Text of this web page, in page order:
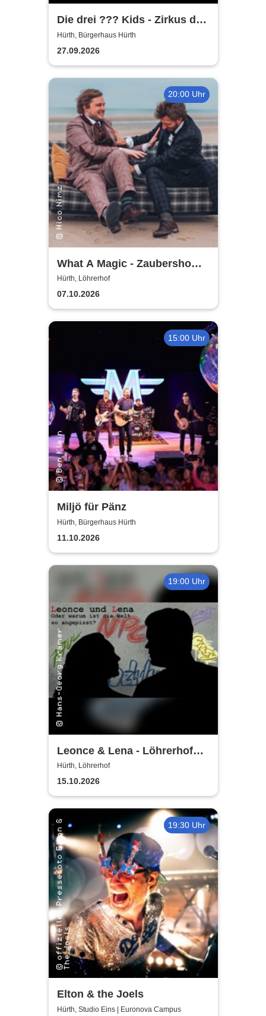
Die drei ??? Kids - Zirkus der
Rätsel | Bürgerhaus Hürth
Hürth, Bürgerhaus Hürth
27.09.2026
20:00 Uhr
What A Magic - Zaubershow
mit Toby Rudolph und Nico
Nimz
Hürth, Löhrerhof
07.10.2026
15:00 Uhr
Miljö für Pänz
Hürth, Bürgerhaus Hürth
11.10.2026
19:00 Uhr
Leonce & Lena - Löhrerhof
Hürth
Hürth, Löhrerhof
15.10.2026
19:30 Uhr
Elton & the Joels
Hürth, Studio Eins | Euronova Campus